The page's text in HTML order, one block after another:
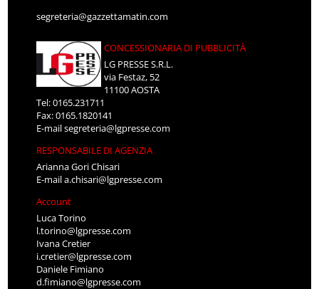
segreteria@gazzettamatin.com
CONCESSIONARIA DI PUBBLICITÀ
LG PRESSE S.R.L.
via Festaz, 52
11100 AOSTA
Tel: 0165.231711
Fax: 0165.1820141
E-mailsegreteria@lgpresse.com
RESPONSABILE DI AGENZIA
Arianna Gori Chisari
E-maila.chisari@lgpresse.com
Account
Luca Torino
l.torino@lgpresse.com
Ivana Cretier
i.cretier@lgpresse.com
Daniele Fimiano
d.fimiano@lgpresse.com